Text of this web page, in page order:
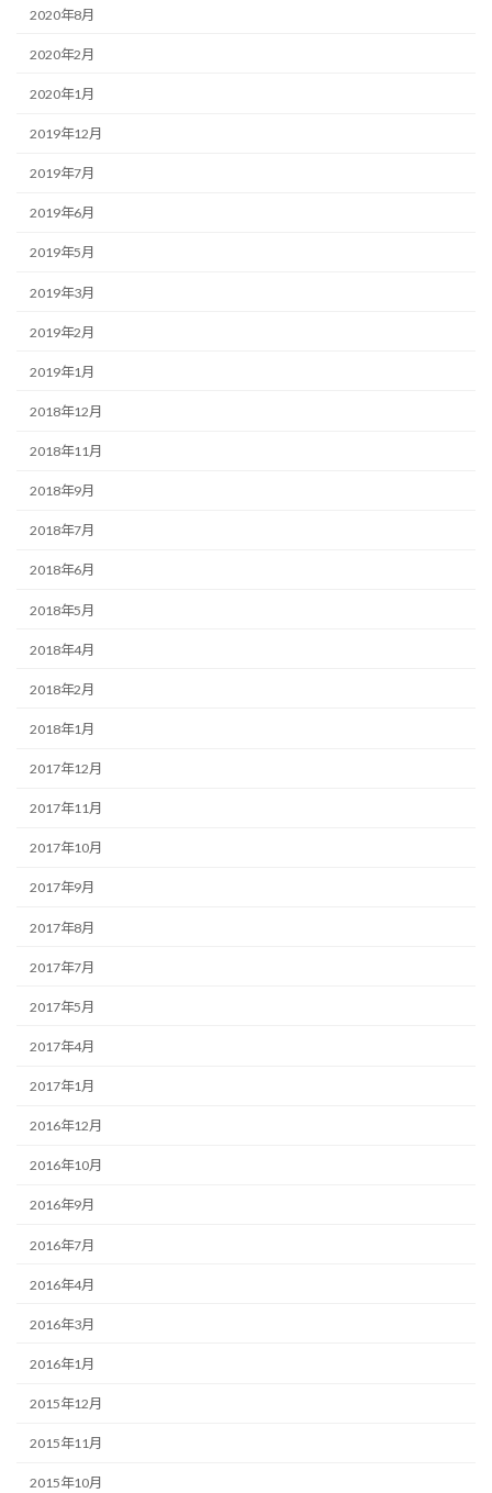
2020年8月
2020年2月
2020年1月
2019年12月
2019年7月
2019年6月
2019年5月
2019年3月
2019年2月
2019年1月
2018年12月
2018年11月
2018年9月
2018年7月
2018年6月
2018年5月
2018年4月
2018年2月
2018年1月
2017年12月
2017年11月
2017年10月
2017年9月
2017年8月
2017年7月
2017年5月
2017年4月
2017年1月
2016年12月
2016年10月
2016年9月
2016年7月
2016年4月
2016年3月
2016年1月
2015年12月
2015年11月
2015年10月